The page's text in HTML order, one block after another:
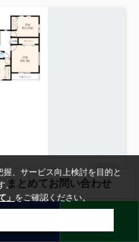
まとめてお問い合わせ
、サービス向上検討を目的と
。
」 をご確認ください。